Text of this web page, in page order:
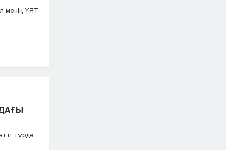
менің ҰЯТ
түрде